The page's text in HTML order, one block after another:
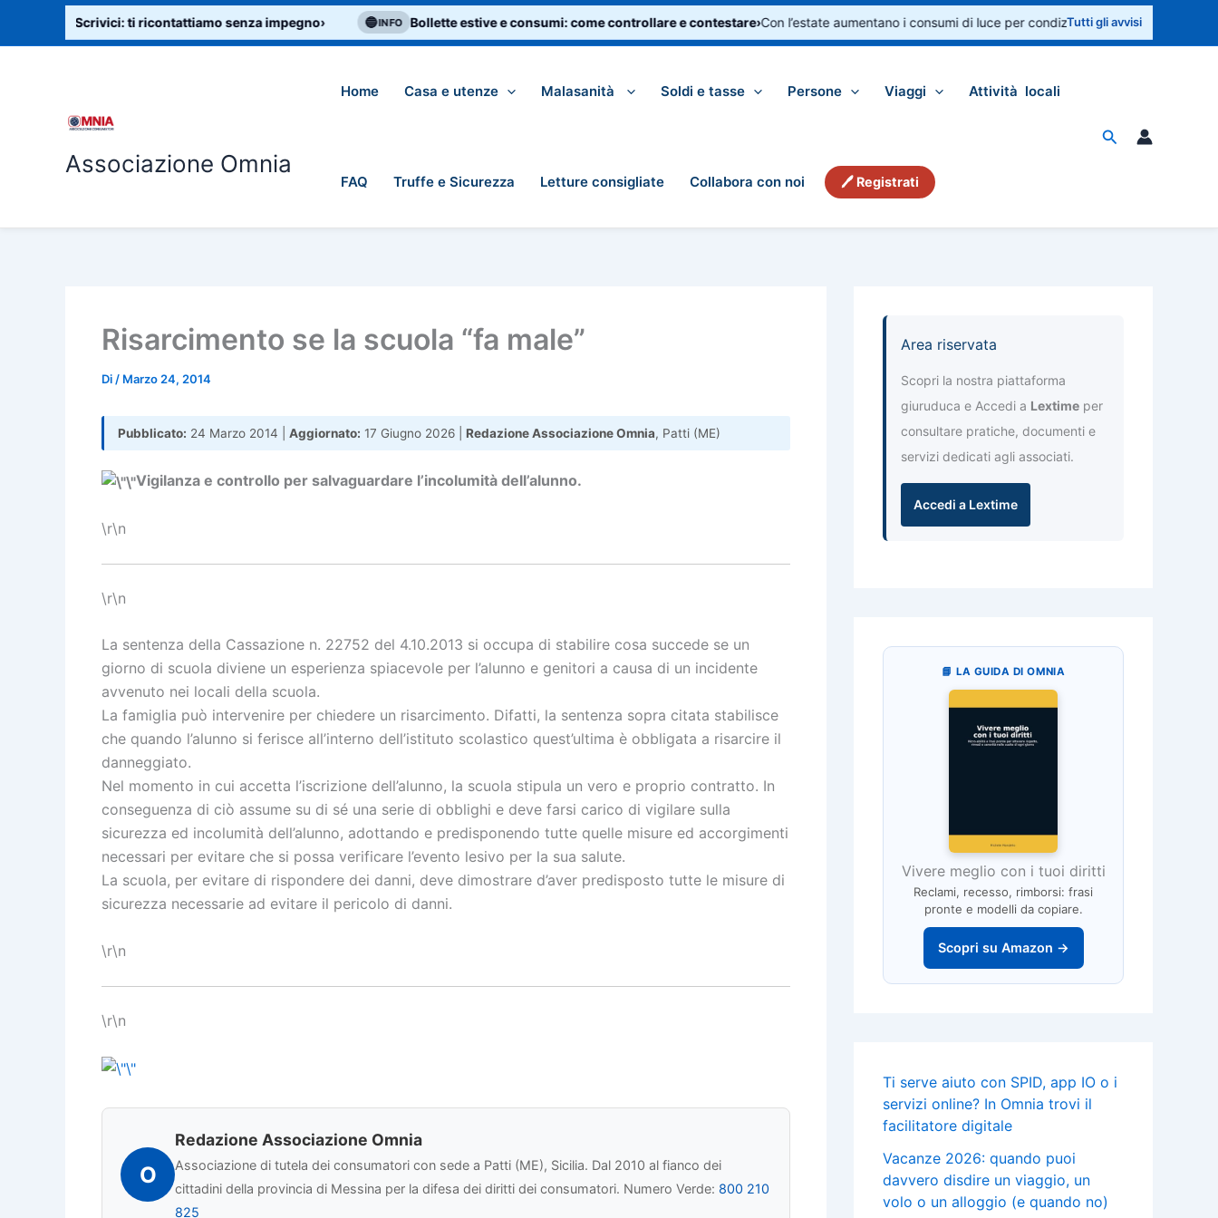
aiuto? Scrivici: ti ricontattiamo senza impegno› INFO Bollette estive e consumi: come controllare e contestare›Con l’estate aumentano i consumi di luce per condizionatori e ventilatori.
Tutti gli avvisi
Associazione Omnia
Home Casa e utenze Malasanità Soldi e tasse Persone Viaggi Attività locali
FAQ Truffe e Sicurezza Letture consigliate Collabora con noi 🖊 Registrati
Cerca
Risarcimento se la scuola “fa male”
Di / Marzo 24, 2014
Pubblicato: 24 Marzo 2014 | Aggiornato: 17 Giugno 2026 | Redazione Associazione Omnia, Patti (ME)
Vigilanza e controllo per salvaguardare l’incolumità dell’alunno.
\r\n
\r\n
La sentenza della Cassazione n. 22752 del 4.10.2013 si occupa di stabilire cosa succede se un
giorno di scuola diviene un esperienza spiacevole per l’alunno e genitori a causa di un incidente
avvenuto nei locali della scuola.
La famiglia può intervenire per chiedere un risarcimento. Difatti, la sentenza sopra citata stabilisce
che quando l’alunno si ferisce all’interno dell’istituto scolastico quest’ultima è obbligata a risarcire il
danneggiato.
Nel momento in cui accetta l’iscrizione dell’alunno, la scuola stipula un vero e proprio contratto. In
conseguenza di ciò assume su di sé una serie di obblighi e deve farsi carico di vigilare sulla
sicurezza ed incolumità dell’alunno, adottando e predisponendo tutte quelle misure ed accorgimenti
necessari per evitare che si possa verificare l’evento lesivo per la sua salute.
La scuola, per evitare di rispondere dei danni, deve dimostrare d’aver predisposto tutte le misure di
sicurezza necessarie ad evitare il pericolo di danni.
\r\n
\r\n
O
Redazione Associazione Omnia
Associazione di tutela dei consumatori con sede a Patti (ME), Sicilia. Dal 2010 al fianco dei
cittadini della provincia di Messina per la difesa dei diritti dei consumatori. Numero Verde: 800 210
825
Area riservata
Scopri la nostra piattaforma
giuruduca e Accedi a Lextime per
consultare pratiche, documenti e
servizi dedicati agli associati.
Accedi a Lextime
📘 LA GUIDA DI OMNIA
Vivere meglio con i tuoi diritti
Reclami, recesso, rimborsi: frasi
pronte e modelli da copiare.
Scopri su Amazon →
Ti serve aiuto con SPID, app IO o i
servizi online? In Omnia trovi il
facilitatore digitale
Vacanze 2026: quando puoi
davvero disdire un viaggio, un
volo o un alloggio (e quando no)